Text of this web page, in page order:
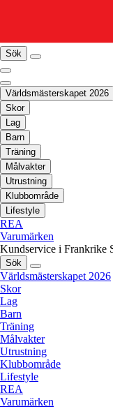
Sök
Världsmästerskapet 2026
Skor
Lag
Barn
Träning
Målvakter
Utrustning
Klubbområde
Lifestyle
REA
Varumärken
Kundservice i Frankrike
Sök
Världsmästerskapet 2026
Skor
Lag
Barn
Träning
Målvakter
Utrustning
Klubbområde
Lifestyle
REA
Varumärken